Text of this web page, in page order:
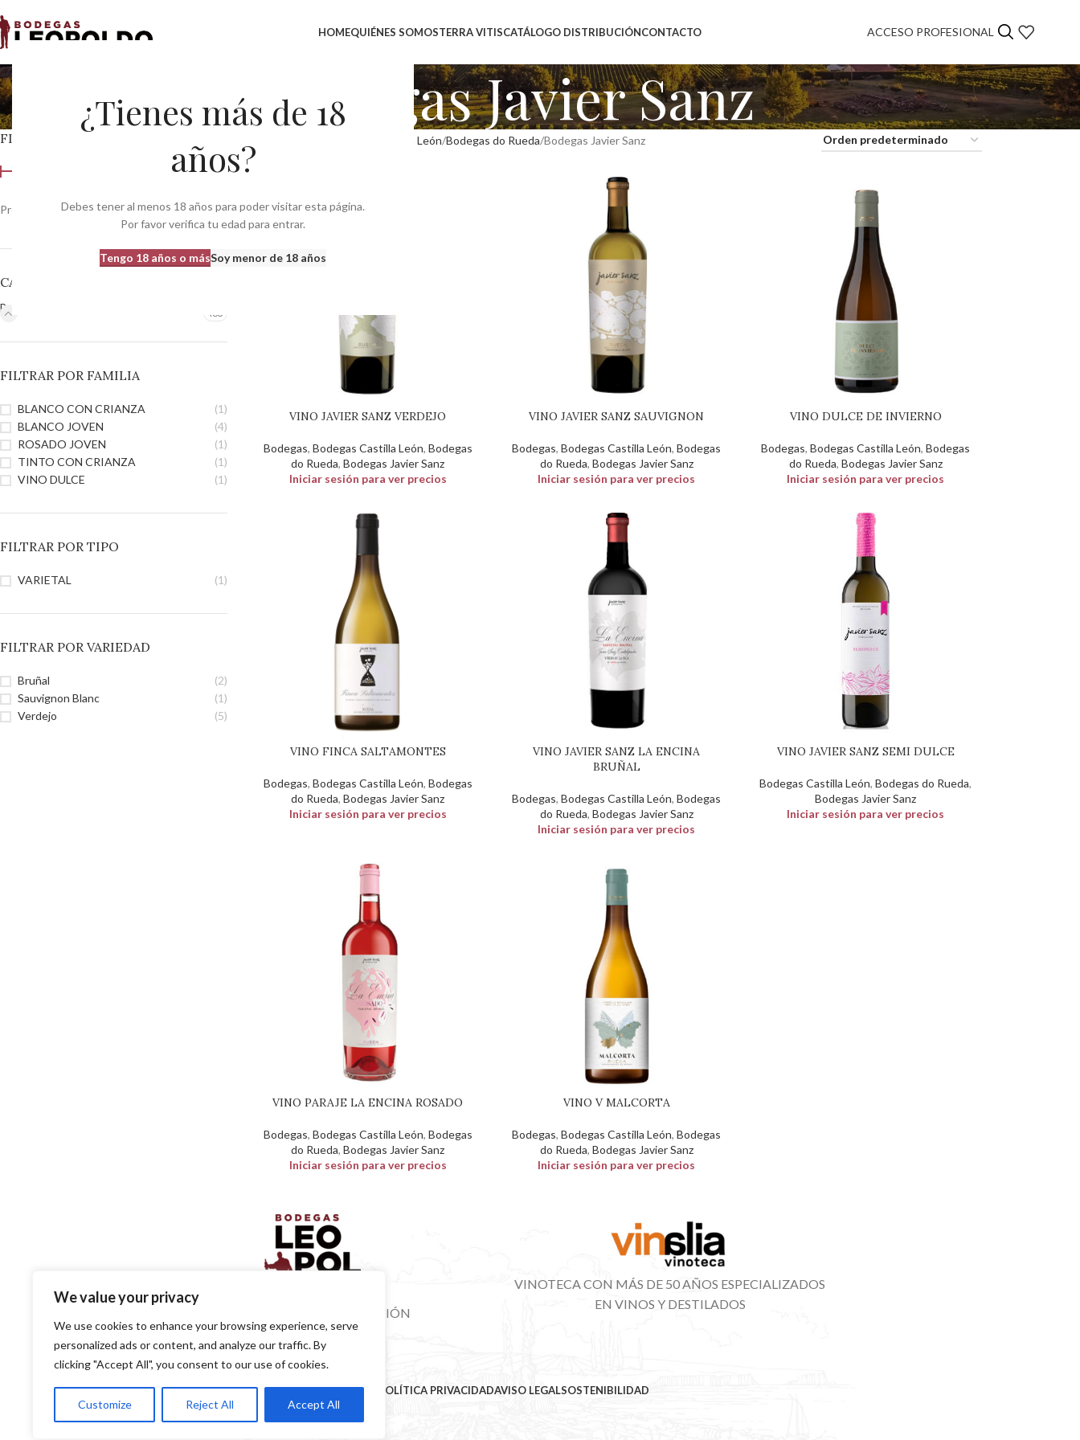
¿Tienes más de 18
años?
Debes tener al menos 18 años para poder visitar esta página.
Por favor verifica tu edad para entrar.
Tengo 18 años o másSoy menor de 18 años
We value your privacy
We use cookies to enhance your browsing experience, serve
personalized ads or content, and analyze our traffic. By
clicking "Accept All", you consent to our use of cookies.
Customize Reject All Accept All
HOMEQUIÉNES SOMOSTERRA VITISCATÁLOGO DISTRIBUCIÓNCONTACTO ACCESO PROFESIONAL
Bodegas Javier Sanz
FILTRAR POR PRECIO
Filtrar
Precio: —370 €
CATEGORÍAS DEL PRODUCTO
Bodegas 483
FILTRAR POR FAMILIA
BLANCO CON CRIANZA
(1)
BLANCO JOVEN
(4)
ROSADO JOVEN
(1)
TINTO CON CRIANZA
(1)
VINO DULCE
(1)
FILTRAR POR TIPO
VARIETAL (1)
FILTRAR POR VARIEDAD
Bruñal
(2)
Sauvignon Blanc
(1)
Verdejo
(5)
Bodegas Castilla León Bodegas do Rueda Bodegas Javier Sanz
VINO JAVIER SANZ VERDEJO
Bodegas, Bodegas Castilla León, Bodegas
do Rueda,Bodegas Javier Sanz
Iniciar sesión para ver precios
VINO JAVIER SANZ SAUVIGNON
Bodegas,Bodegas Castilla León,Bodegas
do Rueda, Bodegas Javier Sanz
Iniciar sesión para ver precios
VINO DULCE DE INVIERNO
Bodegas,Bodegas Castilla León,Bodegas
do Rueda, Bodegas Javier Sanz
Iniciar sesión para ver precios
VINO FINCA SALTAMONTES
Bodegas, Bodegas Castilla León, Bodegas
do Rueda,Bodegas Javier Sanz
Iniciar sesión para ver precios
VINO JAVIER SANZ LA ENCINA
BRUÑAL
Bodegas,Bodegas Castilla León,Bodegas
do Rueda, Bodegas Javier Sanz
Iniciar sesión para ver precios
VINO JAVIER SANZ SEMI DULCE
Bodegas Castilla León,Bodegas do Rueda,
Bodegas Javier Sanz
Iniciar sesión para ver precios
VINO PARAJE LA ENCINA ROSADO
Bodegas, Bodegas Castilla León, Bodegas
do Rueda,Bodegas Javier Sanz
Iniciar sesión para ver precios
VINO V MALCORTA
Bodegas,Bodegas Castilla León,Bodegas
do Rueda, Bodegas Javier Sanz
Iniciar sesión para ver precios
SOLUCIONES EN DISTRIBUCIÓN
PARA EL PROFESIONAL
VINOTECA CON MÁS DE 50 AÑOS ESPECIALIZADOS
EN VINOS Y DESTILADOS
SITEMAP POLÍTICA PRIVACIDADAVISO LEGALSOSTENIBILIDAD